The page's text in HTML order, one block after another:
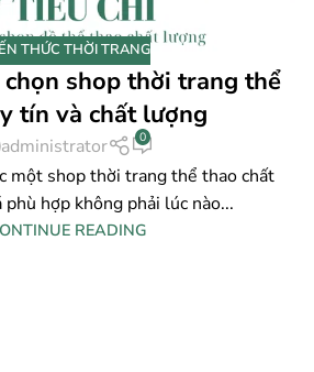
THỨC THỜI TRANG
shop thời trang thể
tín và chất lượng
administrator 0
một shop thời trang thể thao chất
hợp không phải lúc nào...
READING